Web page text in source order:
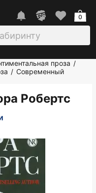
0
проза /
/ Современный
Робертс